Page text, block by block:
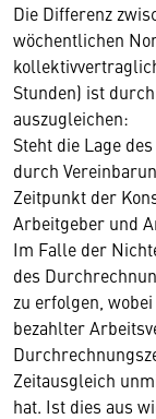
Die Differenz
wöchentlichen
Stunden) ist
auszugleichen:
Steht die Lage
durch
Zeitpunkt der
Arbeitgeber und
Im Falle der
des
zu erfolgen,
bezahlter
Zeitausgleich
hat. Ist dies aus